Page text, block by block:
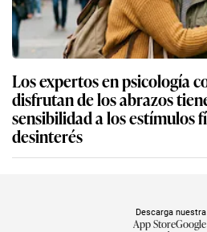
Los expertos en psicología
disfrutan de los abrazos
sensibilidad a los estímulos
desinterés
Descarga
App Store